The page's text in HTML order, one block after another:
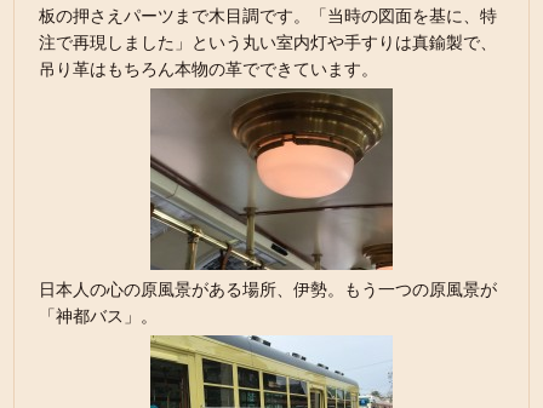
板の押さえパーツまで木目調です。「当時の図面を基に、特
注で再現しました」という丸い室内灯や手すりは真鍮製で、
吊り革はもちろん本物の革でできています。
日本人の心の原風景がある場所、伊勢。もう一つの原風景が
「神都バス」。